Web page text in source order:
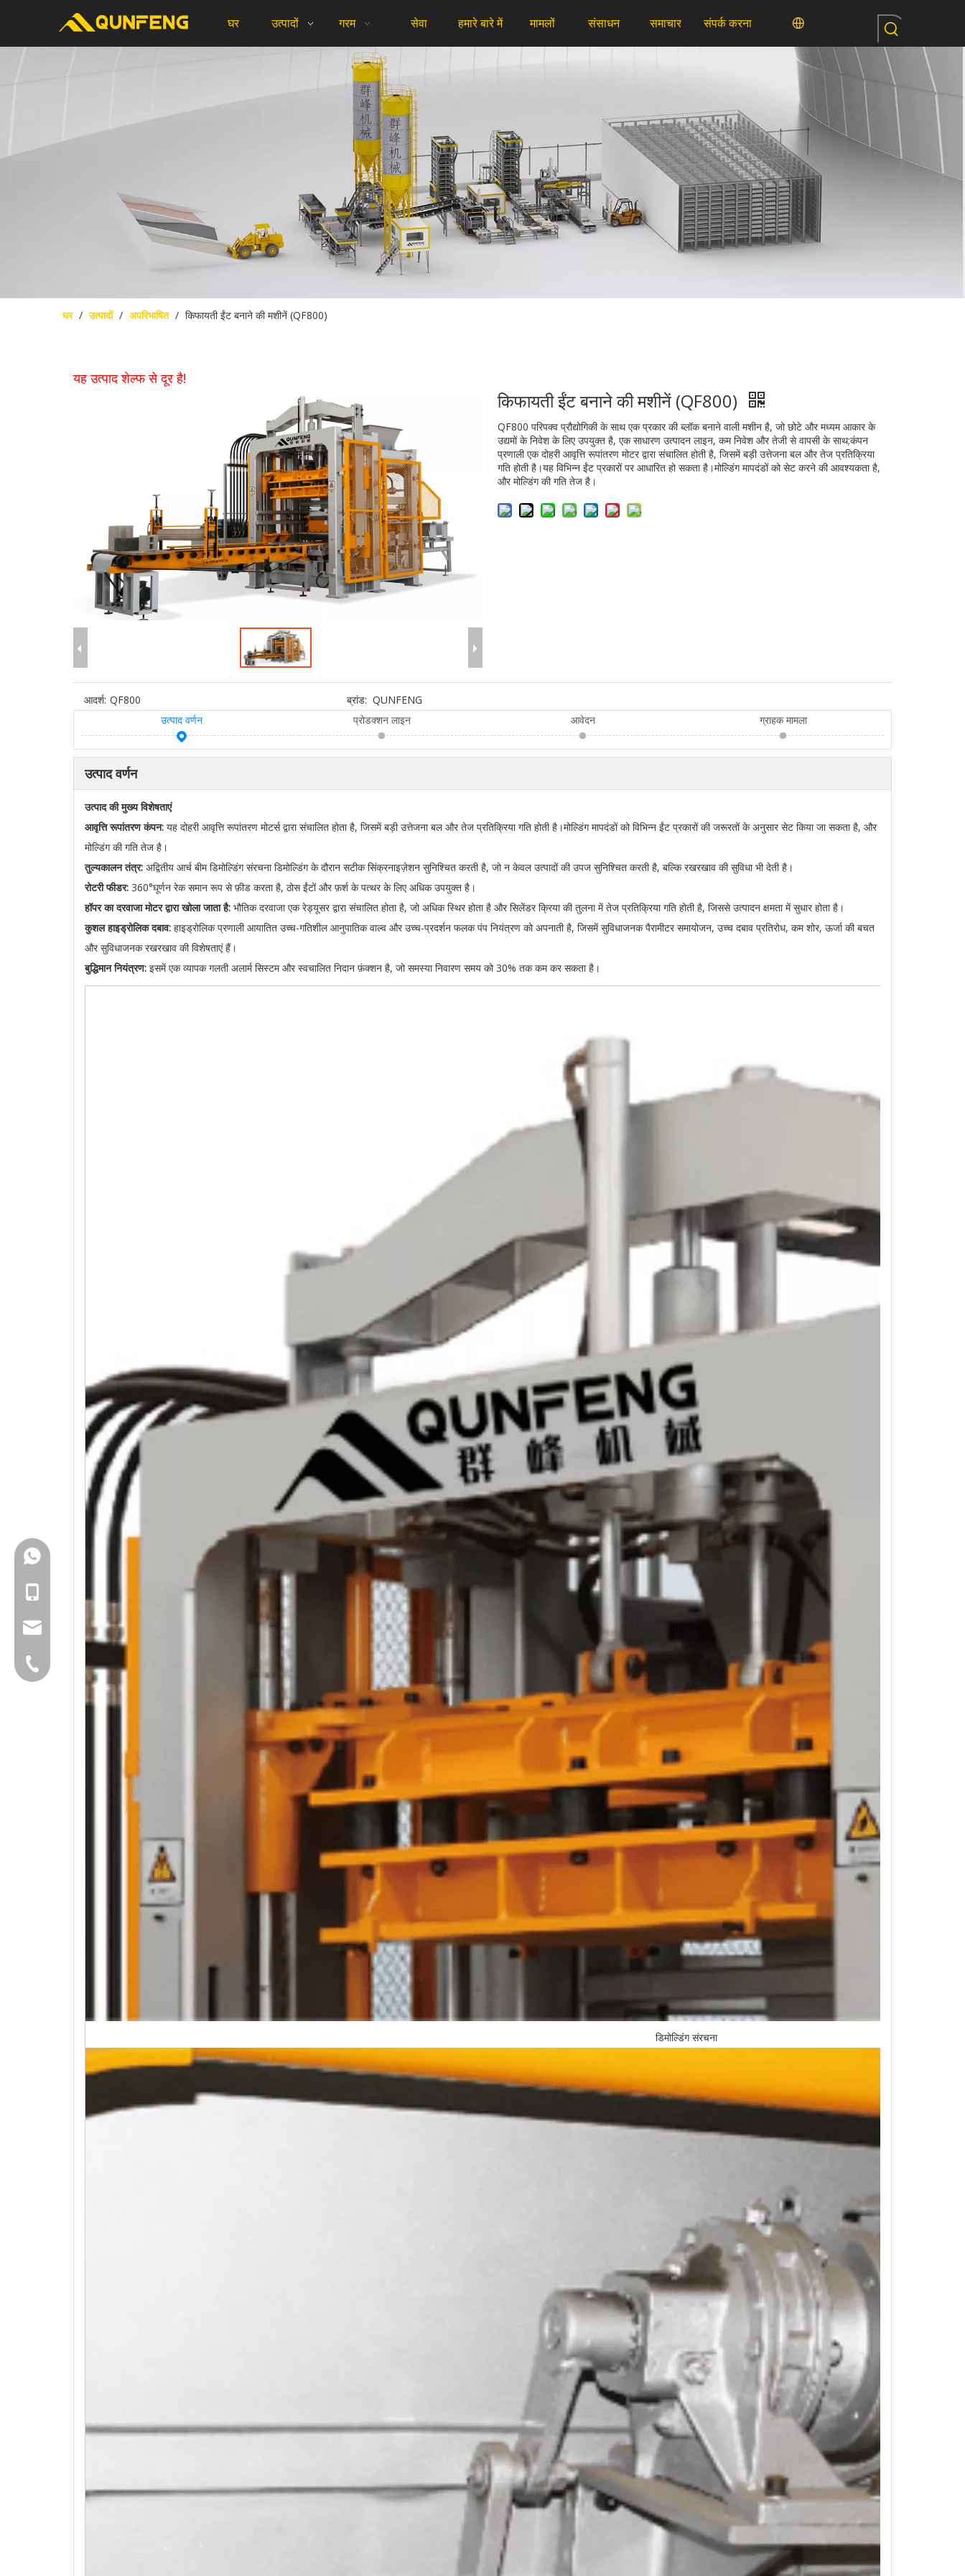
घर उत्पादों गरम सेवा हमारे बारे में मामलों संसाधन समाचार संपर्क करना
घर / उत्पादों / अपरिभाषित / किफायती ईंट बनाने की मशीनें (QF800)
यह उत्पाद शेल्फ से दूर है!
किफायती ईंट बनाने की मशीनें (QF800)
QF800 परिपक्व प्रौद्योगिकी के साथ एक प्रकार की ब्लॉक बनाने वाली मशीन है, जो छोटे और मध्यम आकार के
उद्यमों के निवेश के लिए उपयुक्त है, एक साधारण उत्पादन लाइन, कम निवेश और तेजी से वापसी के साथ;कंपन
प्रणाली एक दोहरी आवृत्ति रूपांतरण मोटर द्वारा संचालित होती है, जिसमें बड़ी उत्तेजना बल और तेज प्रतिक्रिया
गति होती है।यह विभिन्न ईंट प्रकारों पर आधारित हो सकता है।मोल्डिंग मापदंडों को सेट करने की आवश्यकता है,
और मोल्डिंग की गति तेज है।
आदर्श: QF800 ब्रांड: QUNFENG
उत्पाद वर्णन
प्रोडक्शन लाइन आवेदन ग्राहक मामला
उत्पाद वर्णन
उत्पाद की मुख्य विशेषताएं
आवृत्ति रूपांतरण कंपन: यह दोहरी आवृत्ति रूपांतरण मोटर्स द्वारा संचालित होता है, जिसमें बड़ी उत्तेजना बल और तेज प्रतिक्रिया गति होती है।मोल्डिंग मापदंडों को विभिन्न ईंट प्रकारों की जरूरतों के अनुसार सेट किया जा सकता है, और
मोल्डिंग की गति तेज है।
तुल्यकालन तंत्र: अद्वितीय आर्च बीम डिमोल्डिंग संरचना डिमोल्डिंग के दौरान सटीक सिंक्रनाइज़ेशन सुनिश्चित करती है, जो न केवल उत्पादों की उपज सुनिश्चित करती है, बल्कि रखरखाव की सुविधा भी देती है।
रोटरी फीडर: 360°घूर्णन रेक समान रूप से फ़ीड करता है, ठोस ईंटों और फ़र्श के पत्थर के लिए अधिक उपयुक्त है।
हॉपर का दरवाजा मोटर द्वारा खोला जाता है: भौतिक दरवाजा एक रेड्यूसर द्वारा संचालित होता है, जो अधिक स्थिर होता है और सिलेंडर क्रिया की तुलना में तेज प्रतिक्रिया गति होती है, जिससे उत्पादन क्षमता में सुधार होता है।
कुशल हाइड्रोलिक दबाव: हाइड्रोलिक प्रणाली आयातित उच्च-गतिशील आनुपातिक वाल्व और उच्च-प्रदर्शन फलक पंप नियंत्रण को अपनाती है, जिसमें सुविधाजनक पैरामीटर समायोजन, उच्च दबाव प्रतिरोध, कम शोर, ऊर्जा की बचत
और सुविधाजनक रखरखाव की विशेषताएं हैं।
बुद्धिमान नियंत्रण: इसमें एक व्यापक गलती अलार्म सिस्टम और स्वचालित निदान फ़ंक्शन है, जो समस्या निवारण समय को 30% तक कम कर सकता है।
डिमोल्डिंग संरचना
group@qunfeng.com
+86-595 22356782